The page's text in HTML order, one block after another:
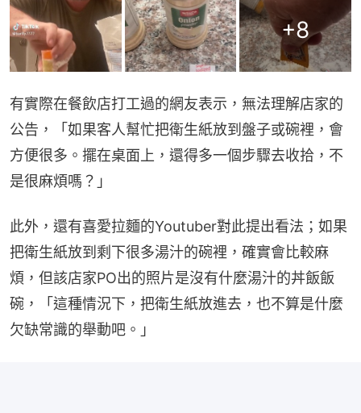
+8
有實際在餐飲店打工過的網友表示，無法理解店家的
公告，「如果客人幫忙把衛生紙放到盤子或碗裡，會
方便很多。擺在桌面上，還得多一個步驟去收拾，不
是很麻煩嗎？」
此外，還有喜愛拉麵的Youtuber對此提出看法；如果
把衛生紙放到剩下很多湯汁的碗裡，確實會比較麻
煩，但該店家PO出的照片是沒有什麼湯汁的丼飯飯
碗，「這種情況下，把衛生紙放進去，也不算是什麼
欠缺常識的舉動吧。」